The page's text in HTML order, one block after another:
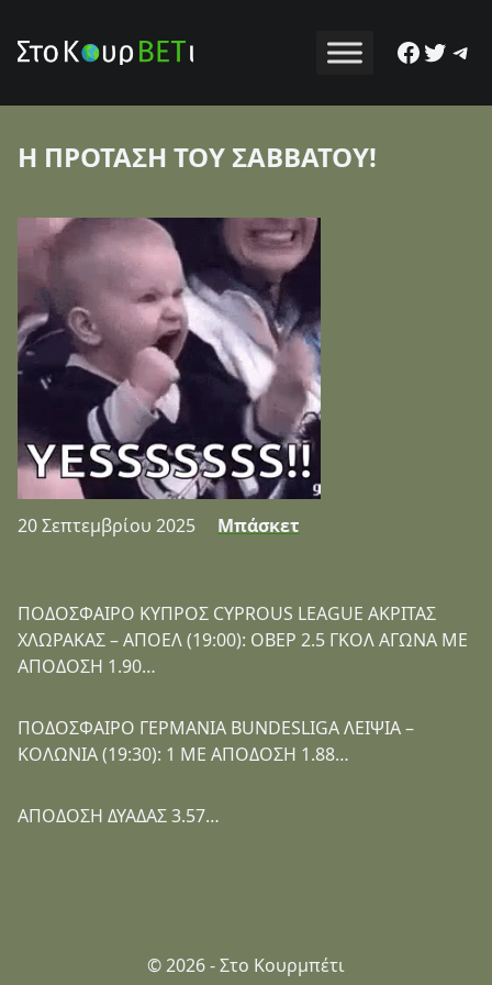
Η ΠΡΟΤΑΣΗ ΤΟΥ ΣΑΒΒΑΤΟΥ!
20 Σεπτεμβρίου 2025 Μπάσκετ
ΠΟΔΟΣΦΑΙΡΟ ΚΥΠΡΟΣ CYPROUS LEAGUE ΑΚΡΙΤΑΣ
ΧΛΩΡΑΚΑΣ – ΑΠΟΕΛ (19:00): ΟΒΕΡ 2.5 ΓΚΟΛ ΑΓΩΝΑ ΜΕ
ΑΠΟΔΟΣΗ 1.90…
ΠΟΔΟΣΦΑΙΡΟ ΓΕΡΜΑΝΙΑ BUNDESLIGA ΛΕΙΨΙΑ –
ΚΟΛΩΝΙΑ (19:30): 1 ΜΕ ΑΠΟΔΟΣΗ 1.88…
ΑΠΟΔΟΣΗ ΔΥΑΔΑΣ 3.57…
© 2026 - Στο Κουρμπέτι